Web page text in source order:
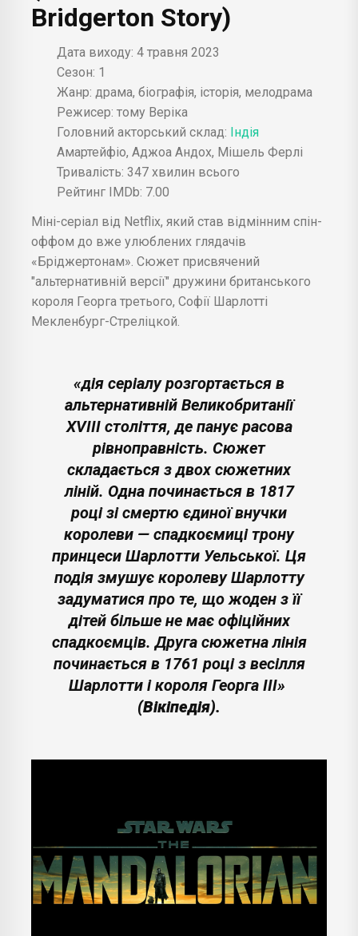
Bridgerton Story)
Дата виходу: 4 травня 2023
Сезон: 1
Жанр: драма, біографія, історія, мелодрама
Режисер: тому Веріка
Головний акторський склад: Індія
Амартейфіо, Аджоа Андох, Мішель Ферлі
Тривалість: 347 хвилин всього
Рейтинг IMDb: 7.00
Міні-серіал від Netflix, який став відмінним спін-
оффом до вже улюблених глядачів
«Бріджертонам». Сюжет присвячений
"альтернативній версії" дружини британського
короля Георга третього, Софії Шарлотті
Мекленбург-Стреліцкой.
«дія серіалу розгортається в
альтернативній Великобританії
XVIII століття, де панує расова
рівноправність. Сюжет
складається з двох сюжетних
ліній. Одна починається в 1817
році зі смертю єдиної внучки
королеви — спадкоємиці трону
принцеси Шарлотти Уельської. Ця
подія змушує королеву Шарлотту
задуматися про те, що жоден з її
дітей більше не має офіційних
спадкоємців. Друга сюжетна лінія
починається в 1761 році з весілля
Шарлотти і короля Георга III»
(Вікіпедія).